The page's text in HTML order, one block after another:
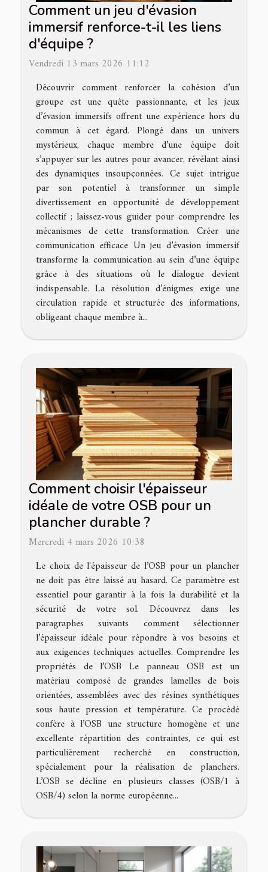
Comment un jeu d'évasion
immersif renforce-t-il les liens
d'équipe ?
Vendredi 13 mars 2026 11:12
Découvrir comment renforcer la cohésion d’un
groupe est une quête passionnante, et les jeux
d’évasion immersifs offrent une expérience hors du
commun à cet égard. Plongé dans un univers
mystérieux, chaque membre d’une équipe doit
s’appuyer sur les autres pour avancer, révélant ainsi
des dynamiques insoupçonnées. Ce sujet intrigue
par son potentiel à transformer un simple
divertissement en opportunité de développement
collectif ; laissez-vous guider pour comprendre les
mécanismes de cette transformation. Créer une
communication efficace Un jeu d’évasion immersif
transforme la communication au sein d’une équipe
grâce à des situations où le dialogue devient
indispensable. La résolution d’énigmes exige une
circulation rapide et structurée des informations,
obligeant chaque membre à...
Comment choisir l'épaisseur
idéale de votre OSB pour un
plancher durable ?
Mercredi 4 mars 2026 10:38
Le choix de l'épaisseur de l’OSB pour un plancher
ne doit pas être laissé au hasard. Ce paramètre est
essentiel pour garantir à la fois la durabilité et la
sécurité de votre sol. Découvrez dans les
paragraphes suivants comment sélectionner
l’épaisseur idéale pour répondre à vos besoins et
aux exigences techniques actuelles. Comprendre les
propriétés de l’OSB Le panneau OSB est un
matériau composé de grandes lamelles de bois
orientées, assemblées avec des résines synthétiques
sous haute pression et température. Ce procédé
confère à l’OSB une structure homogène et une
excellente répartition des contraintes, ce qui est
particulièrement recherché en construction,
spécialement pour la réalisation de planchers.
L’OSB se décline en plusieurs classes (OSB/1 à
OSB/4) selon la norme européenne...